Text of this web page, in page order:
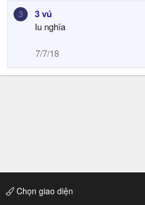
a
c
i
o
n
3 3 vú
Iu nghĩa
7/7/18
Chọn giao diện